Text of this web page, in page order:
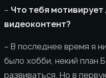
– Что тебя
видеоконтент?
– В последнее время я
было хобби, некий план
развиваться. Но в